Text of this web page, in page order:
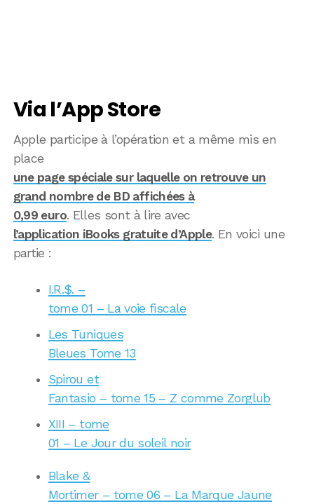
Via l’App Store
Apple participe à l’opération et a même mis en
place
une page spéciale sur laquelle on retrouve un
grand nombre de BD affichées à
0,99 euro. Elles sont à lire avec
l’application iBooks gratuite d’Apple. En voici une
partie :
I.R.$. –
tome 01 – La voie fiscale
Les Tuniques
Bleues Tome 13
Spirou et
Fantasio – tome 15 – Z comme Zorglub
XIII – tome
01 – Le Jour du soleil noir
Blake &
Mortimer – tome 06 – La Marque Jaune